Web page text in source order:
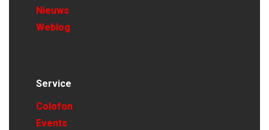
Nieuws
Weblog
Service
Colofon
Events